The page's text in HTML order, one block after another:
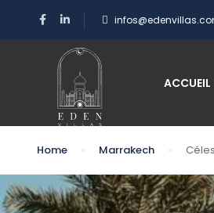
ACCUEIL
Home Marrakech